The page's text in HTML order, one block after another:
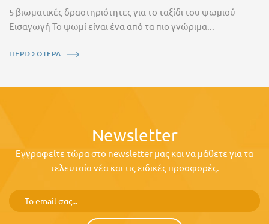
5 βιωματικές δραστηριότητες για το ταξίδι του ψωμιού
Εισαγωγή Το ψωμί είναι ένα από τα πιο γνώριμα...
ΠΕΡΙΣΣΟΤΕΡΑ
Newsletter
Εγγραφείτε τώρα στο newsletter μας και να μάθετε για τα
τελευταία νέα και τις ειδικές προσφορές.